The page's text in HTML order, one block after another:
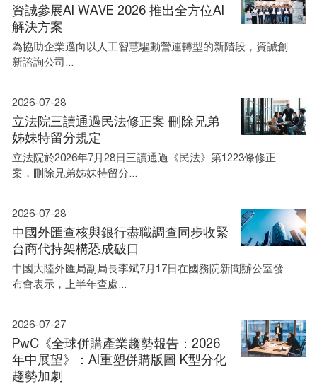
資誠參展AI WAVE 2026 推出全方位AI
解決方案
為協助企業邁向以人工智慧驅動營運轉型的新階段，資誠創
新諮詢公司...
2026-07-28
立法院三讀通過民法修正案 刪除兄弟
姊妹特留分規定
立法院於2026年7月28日三讀通過《民法》第1223條修正
案，刪除兄弟姊妹特留分...
2026-07-28
中國外匯查核與銀行盡職調查同步收緊
台商代持架構恐成破口
中國大陸外匯局副局長李斌7月17日在國務院新聞辦公室發
布會表示，上半年查處...
2026-07-27
PwC《全球併購產業趨勢報告：2026
年中展望》：AI重塑併購版圖 K型分化
趨勢加劇